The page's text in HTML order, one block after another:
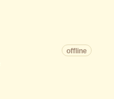
offline